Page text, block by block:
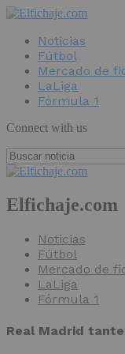
Noticias
Fútbol
Mercado de
LaLiga
Fórmula 1
Connect with us
Elfichaje.com
Noticias
Fútbol
Mercado de
LaLiga
Fórmula 1
Real Madrid